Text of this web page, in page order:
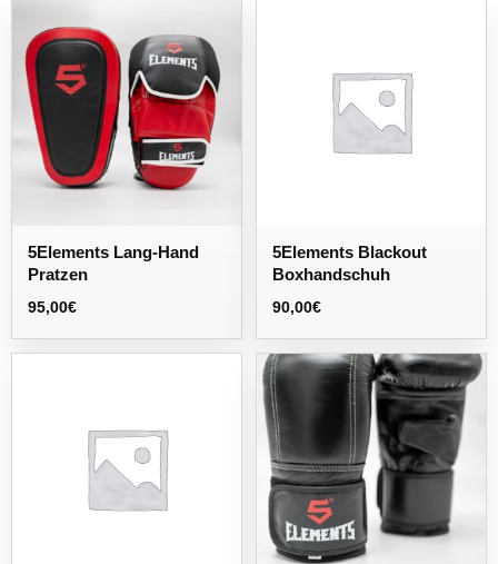
5Elements Lang-Hand
Pratzen
95,00€
5Elements Blackout
Boxhandschuh
90,00€